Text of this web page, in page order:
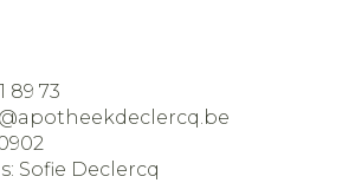
89 73
apotheekdeclercq.be
Sofie Declercq